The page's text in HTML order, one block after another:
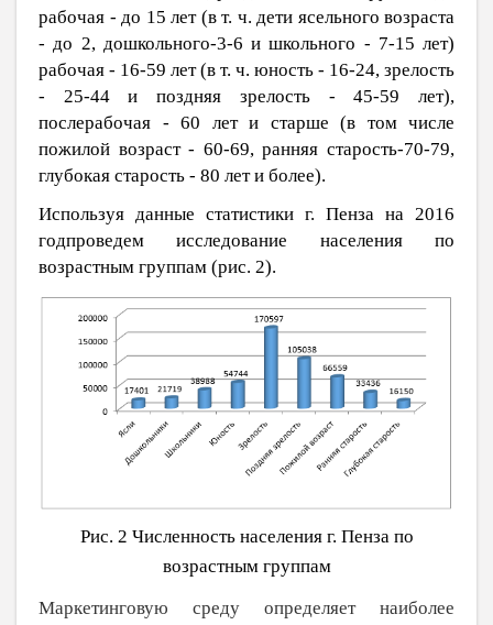
рабочая - до 15 лет (в т. ч. дети ясельного возраста
- до 2, дошкольного-3-6 и школьного - 7-15 лет)
рабочая - 16-59 лет (в т. ч. юность - 16-24, зрелость
- 25-44 и поздняя зрелость - 45-59 лет),
послерабочая - 60 лет и старше (в том числе
пожилой возраст - 60-69, ранняя старость-70-79,
глубокая старость - 80 лет и более).
Используя данные статистики г. Пенза на 2016
годпроведем исследование населения по
возрастным группам (рис. 2).
Рис. 2 Численность населения г. Пенза по
возрастным группам
Маркетинговую среду определяет наиболее